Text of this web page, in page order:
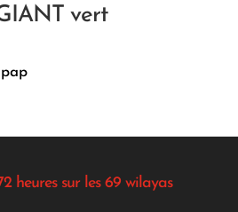
vert
heures sur les 69 wilayas